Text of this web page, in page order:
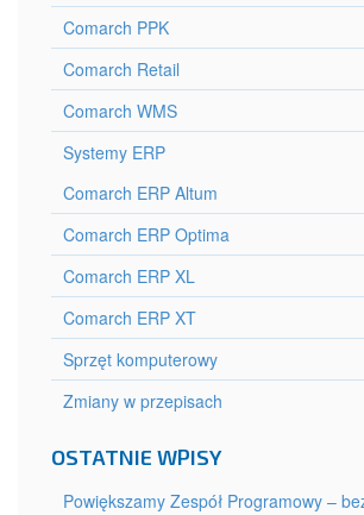
Comarch PPK
Comarch Retail
Comarch WMS
Systemy ERP
Comarch ERP Altum
Comarch ERP Optima
Comarch ERP XL
Comarch ERP XT
Sprzęt komputerowy
Zmiany w przepisach
OSTATNIE WPISY
Powiększamy Zespół Programowy –